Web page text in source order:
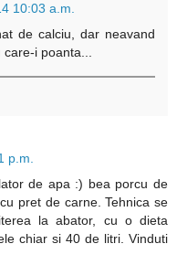
10:03 a.m.
de calciu, dar neavand
care-i poanta...
p.m.
de apa :) bea porcu de
pret de carne. Tehnica se
la abator, cu o dieta
chiar si 40 de litri. Vinduti